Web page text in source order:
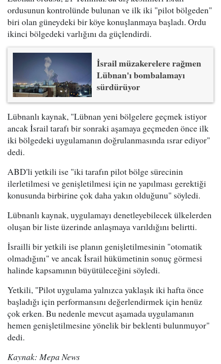
ordusunun kontrolünde bulunan ve ilk iki "pilot bölgeden"
biri olan güneydeki bir köye konuşlanmaya başladı. Ordu
ikinci bölgedeki varlığını da güçlendirdi.
İsrail müzakerelere rağmen
Lübnan'ı bombalamayı
sürdürüyor
Lübnanlı kaynak, "Lübnan yeni bölgelere geçmek istiyor
ancak İsrail tarafı bir sonraki aşamaya geçmeden önce ilk
iki bölgedeki uygulamanın doğrulanmasında ısrar ediyor"
dedi.
ABD'li yetkili ise "iki tarafın pilot bölge sürecinin
ilerletilmesi ve genişletilmesi için ne yapılması gerektiği
konusunda birbirine çok daha yakın olduğunu" söyledi.
Lübnanlı kaynak, uygulamayı denetleyebilecek ülkelerden
oluşan bir liste üzerinde anlaşmaya varıldığını belirtti.
İsrailli bir yetkili ise planın genişletilmesinin "otomatik
olmadığını" ve ancak İsrail hükümetinin sonuç görmesi
halinde kapsamının büyütüleceğini söyledi.
Yetkili, "Pilot uygulama yalnızca yaklaşık iki hafta önce
başladığı için performansını değerlendirmek için henüz
çok erken. Bu nedenle mevcut aşamada uygulamanın
hemen genişletilmesine yönelik bir beklenti bulunmuyor"
dedi.
Kaynak: Mepa News